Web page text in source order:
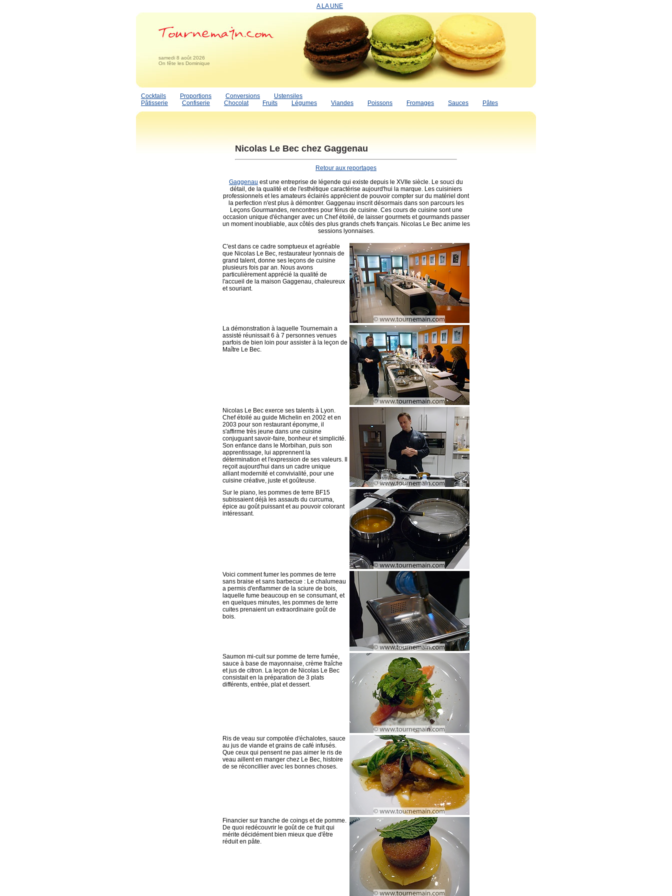
A LA UNE
samedi 8 août 2026
On fête les Dominique
Cocktails Proportions Conversions
Ustensiles
Pâtisserie
Confiserie Chocolat Fruits Légumes Viandes Poissons Fromages Sauces Pâtes
Nicolas Le Bec chez Gaggenau
Retour aux reportages
Gaggenau est une entreprise de légende qui existe depuis le XVIIe siècle. Le souci du
détail, de la qualité et de l'esthétique caractérise aujourd'hui la marque. Les cuisiniers
professionnels et les amateurs éclairés apprécient de pouvoir compter sur du matériel dont
la perfection n'est plus à démontrer. Gaggenau inscrit désormais dans son parcours les
Leçons Gourmandes, rencontres pour férus de cuisine. Ces cours de cuisine sont une
occasion unique d'échanger avec un Chef étoilé, de laisser gourmets et gourmands passer
un moment inoubliable, aux côtés des plus grands chefs français. Nicolas Le Bec anime les
sessions lyonnaises.
C'est dans ce cadre somptueux et agréable
que Nicolas Le Bec, restaurateur lyonnais de
grand talent, donne ses leçons de cuisine
plusieurs fois par an. Nous avons
particulièrement apprécié la qualité de
l'accueil de la maison Gaggenau, chaleureux
et souriant.
La démonstration à laquelle Tournemain a
assisté réunissait 6 à 7 personnes venues
parfois de bien loin pour assister à la leçon de
Maître Le Bec.
Nicolas Le Bec exerce ses talents à Lyon.
Chef étoilé au guide Michelin en 2002 et en
2003 pour son restaurant éponyme, il
s'affirme très jeune dans une cuisine
conjuguant savoir-faire, bonheur et simplicité.
Son enfance dans le Morbihan, puis son
apprentissage, lui apprennent la
détermination et l'expression de ses valeurs. Il
reçoit aujourd'hui dans un cadre unique
alliant modernité et convivialité, pour une
cuisine créative, juste et goûteuse.
Sur le piano, les pommes de terre BF15
subissaient déjà les assauts du curcuma,
épice au goût puissant et au pouvoir colorant
intéressant.
Voici comment fumer les pommes de terre
sans braise et sans barbecue : Le chalumeau
a permis d'enflammer de la sciure de bois,
laquelle fume beaucoup en se consumant, et
en quelques minutes, les pommes de terre
cuites prenaient un extraordinaire goût de
bois.
Saumon mi-cuit sur pomme de terre fumée,
sauce à base de mayonnaise, crème fraîche
et jus de citron. La leçon de Nicolas Le Bec
consistait en la préparation de 3 plats
différents, entrée, plat et dessert.
Ris de veau sur compotée d'échalotes, sauce
au jus de viande et grains de café infusés.
Que ceux qui pensent ne pas aimer le ris de
veau aillent en manger chez Le Bec, histoire
de se réconcillier avec les bonnes choses.
Financier sur tranche de coings et de pomme.
De quoi redécouvrir le goût de ce fruit qui
mérite décidément bien mieux que d'être
réduit en pâte.